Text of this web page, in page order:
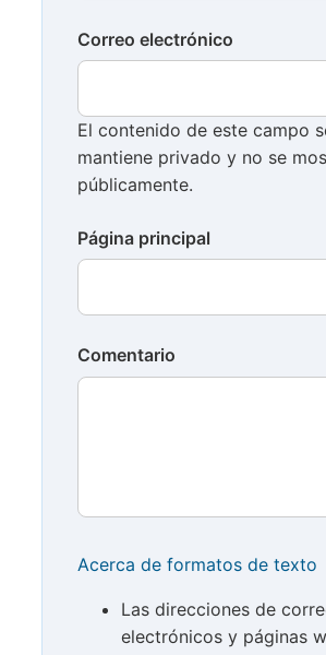
Correo electrónico
El contenido de este campo
mantiene privado y no se
públicamente.
Página principal
Comentario
Acerca de formatos de texto
Las direcciones de
electrónicos y páginas